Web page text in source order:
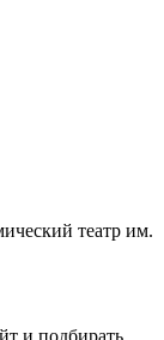
театр им.
и подбирать